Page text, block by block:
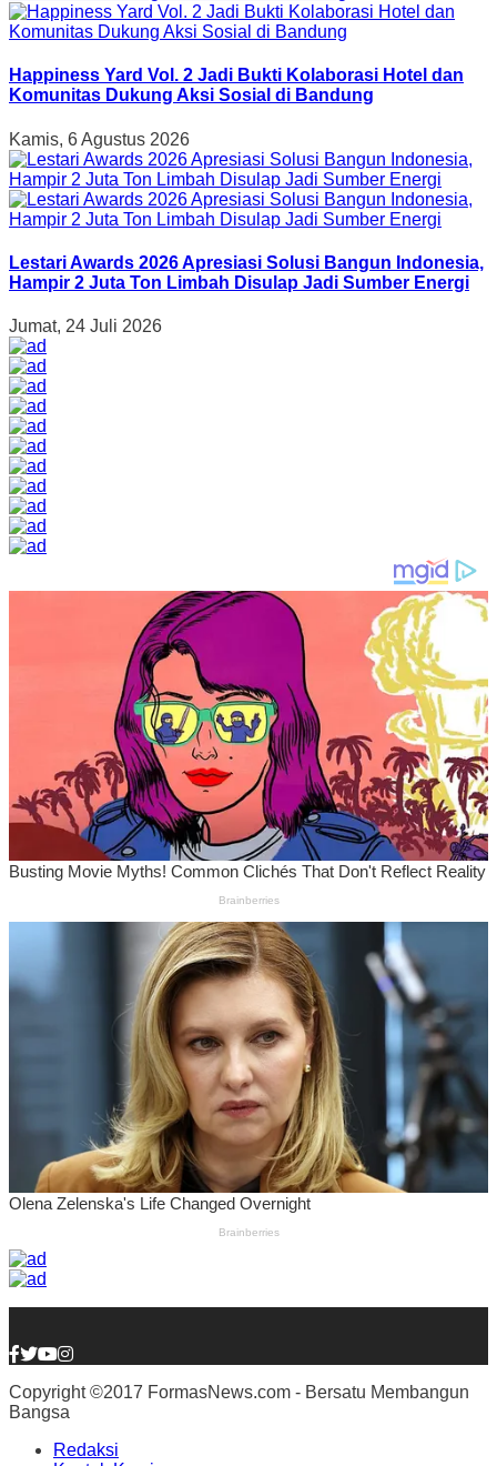
Happiness Yard Vol. 2 Jadi Bukti Kolaborasi Hotel dan
Komunitas Dukung Aksi Sosial di Bandung
Kamis, 6 Agustus 2026
Lestari Awards 2026 Apresiasi Solusi Bangun Indonesia,
Hampir 2 Juta Ton Limbah Disulap Jadi Sumber Energi
Jumat, 24 Juli 2026
Copyright ©2017 FormasNews.com - Bersatu Membangun
Bangsa
Redaksi